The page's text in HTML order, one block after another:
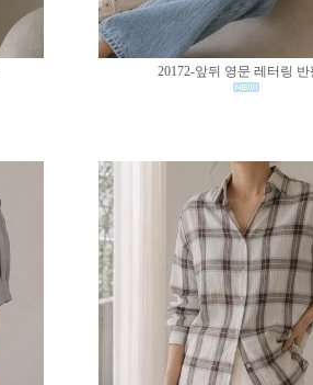
20172-앞뒤 영문 레터링 반